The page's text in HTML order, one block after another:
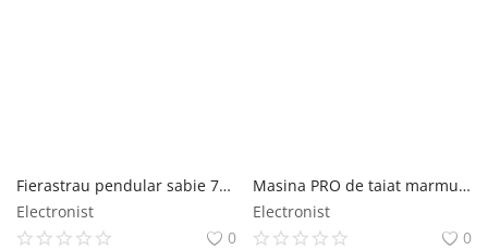
Fierastrau pendular sabie 710W 115mm Detoolz
Electronist
0
Masina PRO de taiat marmura 1300W 14000rpm 110mm Detoolz
Electronist
0